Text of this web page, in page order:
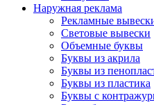
Наружная реклама
Рекламные
Световые вывески
Объемные буквы
Буквы из акрила
Буквы из
Буквы из пластика
Буквы с